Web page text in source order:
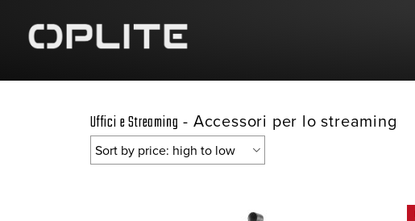
Uffici e Streaming - Accessori per lo streaming